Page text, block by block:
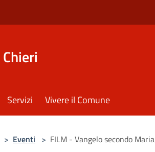
Servizi Vivere il Comune
> Eventi > FILM - Vangelo secondo Maria